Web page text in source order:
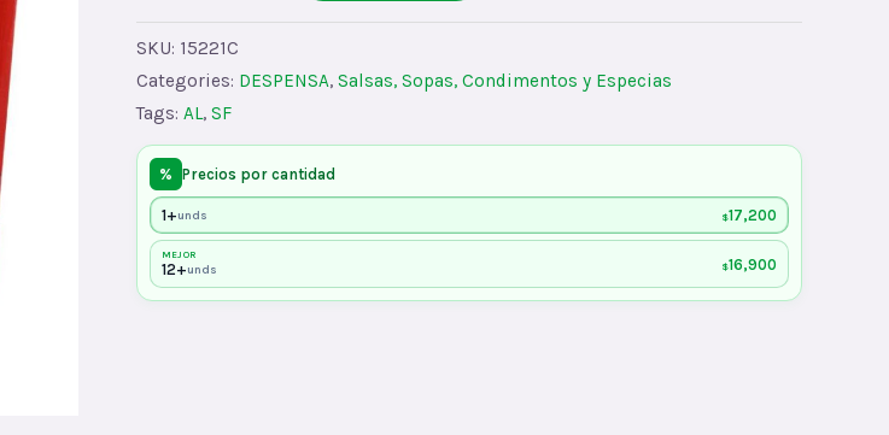
SKU: 15221C
Categories: DESPENSA, Salsas, Sopas, Condimentos y Especias
Tags: AL, SF
% Precios por cantidad
1+unds $17,200
MEJOR
12+unds $16,900